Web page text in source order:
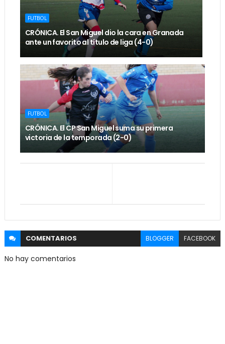
FUTBOL
CRÓNICA. El San Miguel dio la cara en Granada
ante un favorito al título de liga (4-0)
FUTBOL
CRÓNICA. El CP San Miguel suma su primera
victoria de la temporada (2-0)
COMENTARIOS BLOGGER FACEBOOK
No hay comentarios